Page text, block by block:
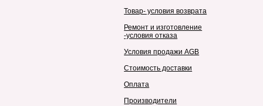
Товар- условия возврата
Ремонт и изготовление
-условия отказа
Условия продажи AGB
Стоимость доставки
Оплата
Производители